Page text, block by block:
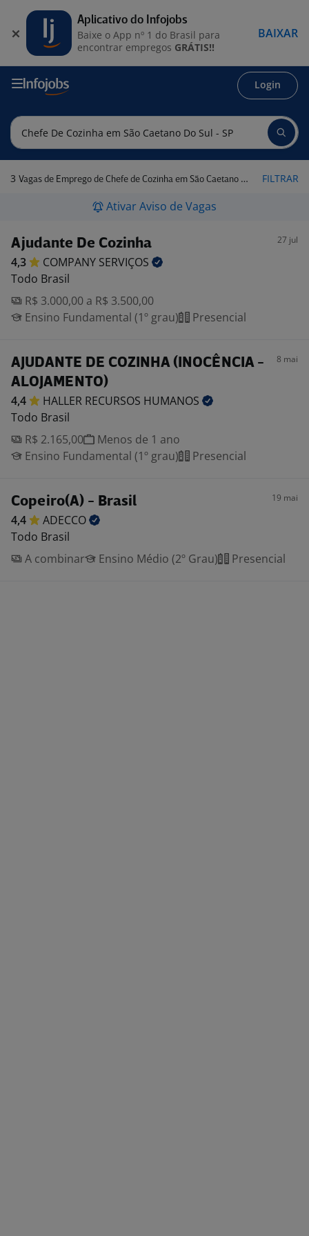
Login
3 Vagas de Emprego de Chefe de Cozinha em São Caetano do Sul - SP FILTRAR
Ativar Aviso de Vagas
Ajudante De Cozinha 27 jul
4,3 COMPANY SERVIÇOS
Todo Brasil
R$ 3.000,00 a R$ 3.500,00
Ensino Fundamental (1º grau)
Presencial
AJUDANTE DE COZINHA (INOCÊNCIA -
ALOJAMENTO)
8 mai
4,4 HALLER RECURSOS HUMANOS
Todo Brasil
R$ 2.165,00
Menos de 1 ano
Ensino Fundamental (1º grau)
Presencial
Copeiro(A) - Brasil 19 mai
4,4
ADECCO
Todo Brasil
A combinar
Ensino Médio (2º Grau) Presencial
Aplicativo do Infojobs
Baixe o App nº 1 do Brasil para
encontrar empregos GRÁTIS!!
BAIXAR